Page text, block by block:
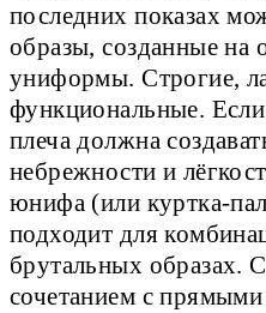
последних показах
образы, созданные на
униформы. Строгие,
функциональные.
плеча должна
небрежности и
юнифа (или куртка-
подходит для
брутальных образах.
сочетанием с